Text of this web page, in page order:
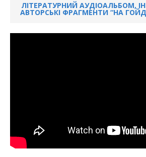
ЛІТЕРАТУРНИЙ АУДІОАЛЬБОМ,
АВТОРСЬКІ ФРАГМЕНТИ “НА